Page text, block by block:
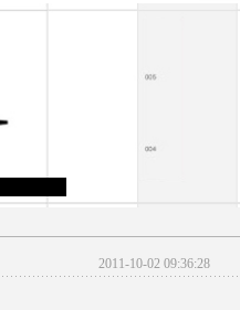
2011-10-02 09:36:28